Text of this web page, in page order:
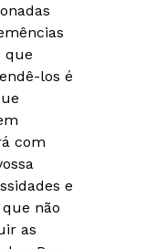
que
los é
com
e
não
as